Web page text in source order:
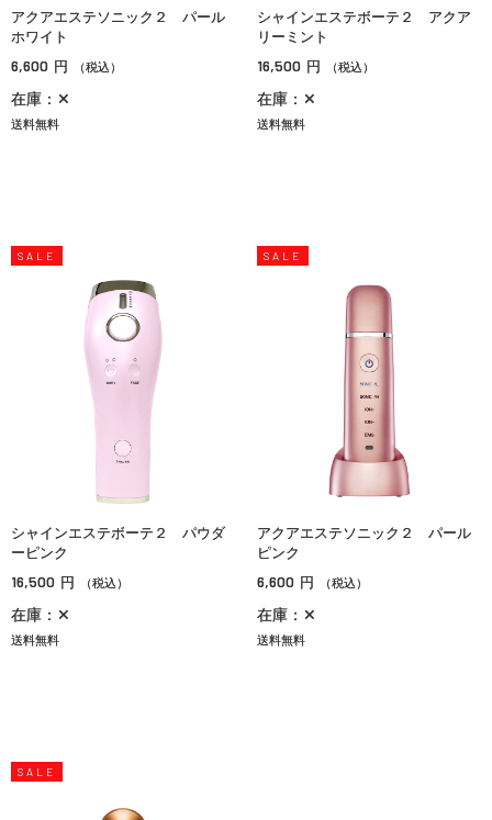
アクアエステソニック２ パール
ホワイト
6,600 円 （税込）
在庫：✕
送料無料
シャインエステボーテ２ アクア
リーミント
16,500 円 （税込）
在庫：✕
送料無料
SALE
シャインエステボーテ２ パウダ
ーピンク
16,500 円 （税込）
在庫：✕
送料無料
SALE
アクアエステソニック２ パール
ピンク
6,600 円 （税込）
在庫：✕
送料無料
SALE